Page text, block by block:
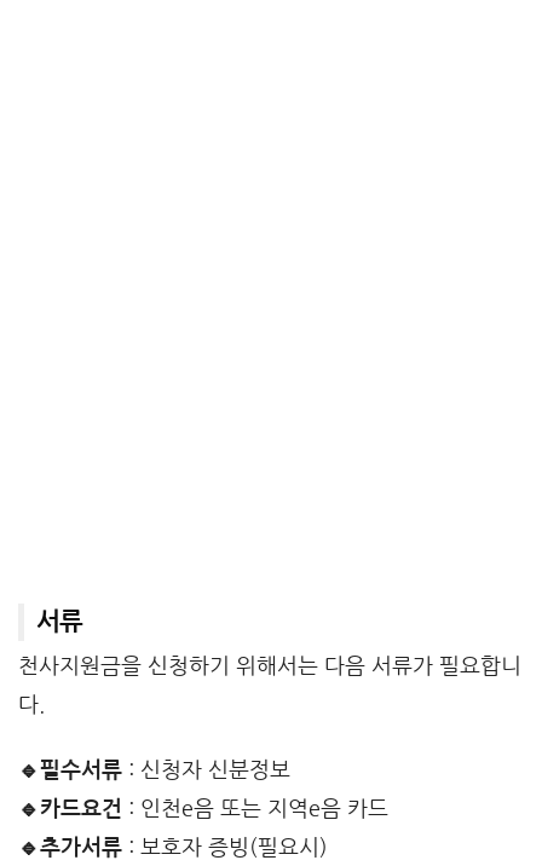
서류
천사지원금을 신청하기 위해서는 다음 서류가 필요합니
다.
🔹필수서류 : 신청자 신분정보
🔹카드요건 : 인천e음 또는 지역e음 카드
🔹추가서류 : 보호자 증빙(필요시)